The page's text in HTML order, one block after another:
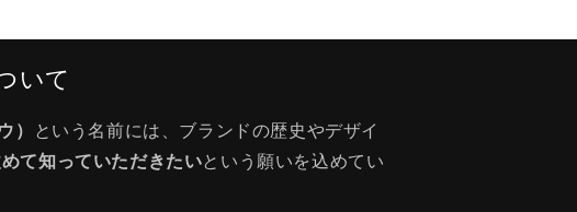
いて
）
という名前には、ブランドの歴史やデザイ
て知っていただきたいという願いを込めてい